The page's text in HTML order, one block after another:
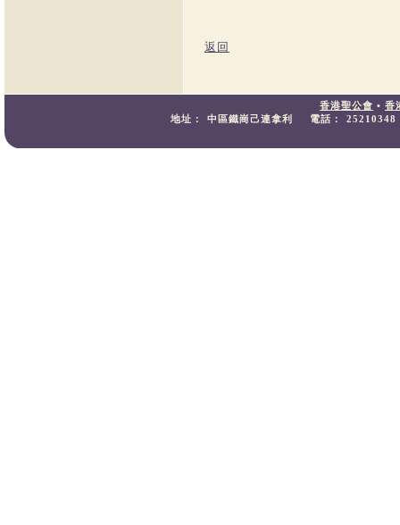
返回
香港聖公會 • 香
地址：
中區鐵崗己連拿利 電話： 25210348